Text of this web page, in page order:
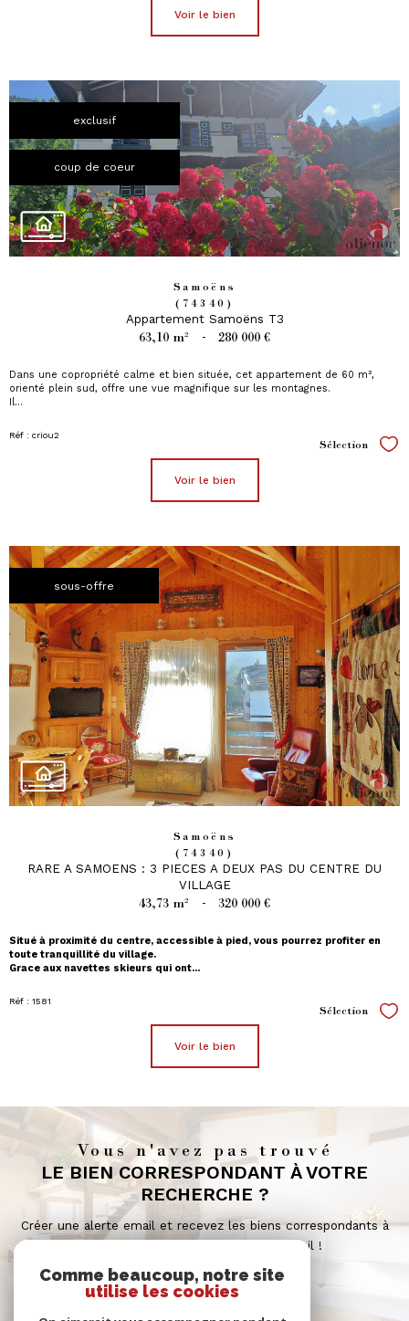
voir le bien
exclusif
coup de coeur
Samoëns
(74340)
Appartement Samoëns T3
63,10 m² - 280 000 €
Dans une copropriété calme et bien située, cet appartement de 60 m²,
orienté plein sud, offre une vue magnifique sur les montagnes.
Il...
Réf : criou2
Sélection
voir le bien
sous-offre
Samoëns
(74340)
RARE A SAMOENS : 3 PIECES A DEUX PAS DU CENTRE DU
VILLAGE
43,73 m² - 320 000 €
Situé à proximité du centre, accessible à pied, vous pourrez profiter en
toute tranquillité du village.
Grace aux navettes skieurs qui ont...
Réf : 1581
Sélection
voir le bien
Vous n'avez pas trouvé
LE BIEN CORRESPONDANT À VOTRE
RECHERCHE ?
Créer une alerte email et recevez les biens correspondants à
votre recherche dans votre boîte mail !
créer l'alerte
Comme beaucoup, notre site
utilise les cookies